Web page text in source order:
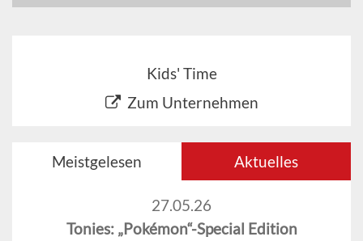
Kids' Time
Zum Unternehmen
Meistgelesen Aktuelles
27.05.26
Tonies: „Pokémon“-Special Edition